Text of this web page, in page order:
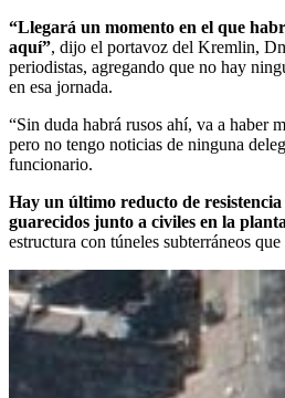
“Llegará un momento en el que
aquí”, dijo el portavoz del Kremlin,
periodistas, agregando que no hay
en esa jornada.
“Sin duda habrá rusos ahí, va a haber
pero no tengo noticias de ninguna
funcionario.
Hay un último reducto de
guarecidos junto a civiles en la
estructura con túneles subterráneos